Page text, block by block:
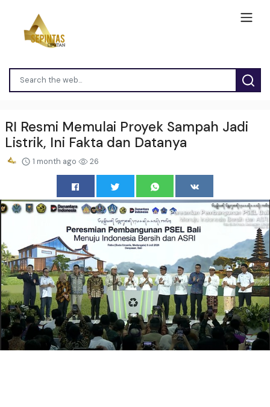
RI Resmi Memulai Proyek Sampah Jadi
Listrik, Ini Fakta dan Datanya
1 month ago 26